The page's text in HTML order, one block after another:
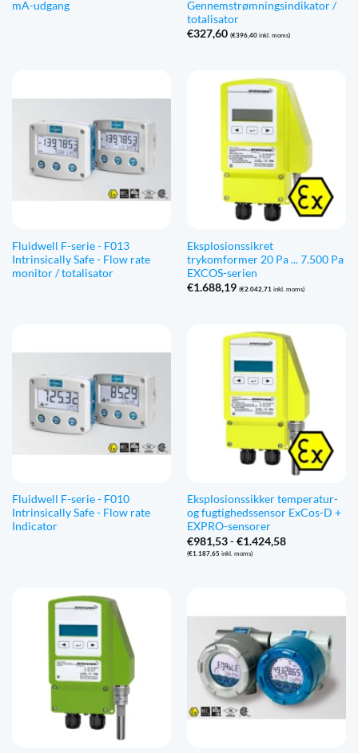
mA-udgang
Gennemstrømningsindikator /
totalisator
€327,60 (€396,40inkl. moms)
Fluidwell F-serie - F013
Intrinsically Safe - Flow rate
monitor / totalisator
Eksplosionssikret
trykomformer 20 Pa ... 7.500 Pa
EXCOS-serien
€1.688,19 (€2.042,71 inkl. moms)
Fluidwell F-serie - F010
Intrinsically Safe - Flow rate
Indicator
Eksplosionssikker temperatur-
og fugtighedssensor ExCos-D +
EXPRO-sensorer
€981,53 - €1.424,58Prisinterval:
(€1.187,65 inkl. moms)